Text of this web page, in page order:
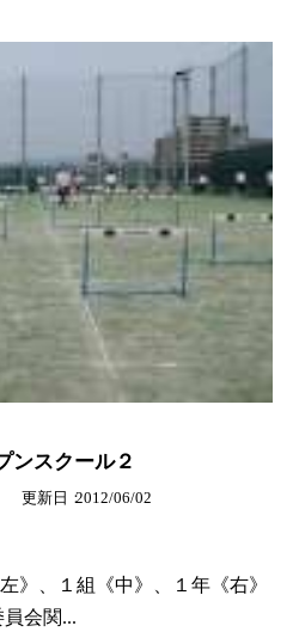
ンスクール２
更新日 2012/06/02
》、１組《中》、１年《右》
会関...